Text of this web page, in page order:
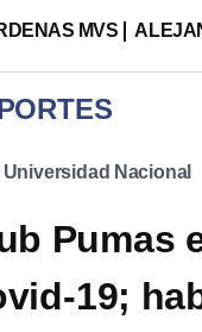
MVS
Nacional
Pumas
19;